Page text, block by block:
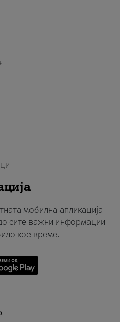
мобилна апликација
сите важни информации
кое време.